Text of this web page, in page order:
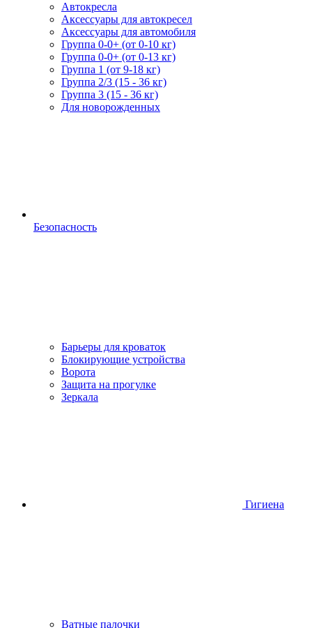
Автокресла
Аксессуары для автокресел
Аксессуары для автомобиля
Группа 0-0+ (от 0-10 кг)
Группа 0-0+ (от 0-13 кг)
Группа 1 (от 9-18 кг)
Группа 2/3 (15 - 36 кг)
Группа 3 (15 - 36 кг)
Для новорожденных
Безопасность
Барьеры для кроваток
Блокирующие устройства
Ворота
Защита на прогулке
Зеркала
Гигиена
Ватные палочки